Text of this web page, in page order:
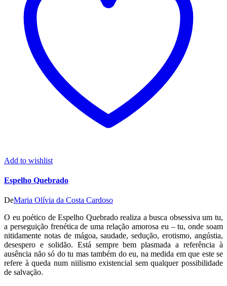
Add to wishlist
Espelho Quebrado
DeMaria Olívia da Costa Cardoso
O eu poético de Espelho Quebrado realiza a busca obsessiva um tu,
a perseguição frenética de uma relação amorosa eu – tu, onde soam
nitidamente notas de mágoa, saudade, sedução, erotismo, angústia,
desespero e solidão. Está sempre bem plasmada a referência à
ausência não só do tu mas também do eu, na medida em que este se
refere à queda num niilismo existencial sem qualquer possibilidade
de salvação.